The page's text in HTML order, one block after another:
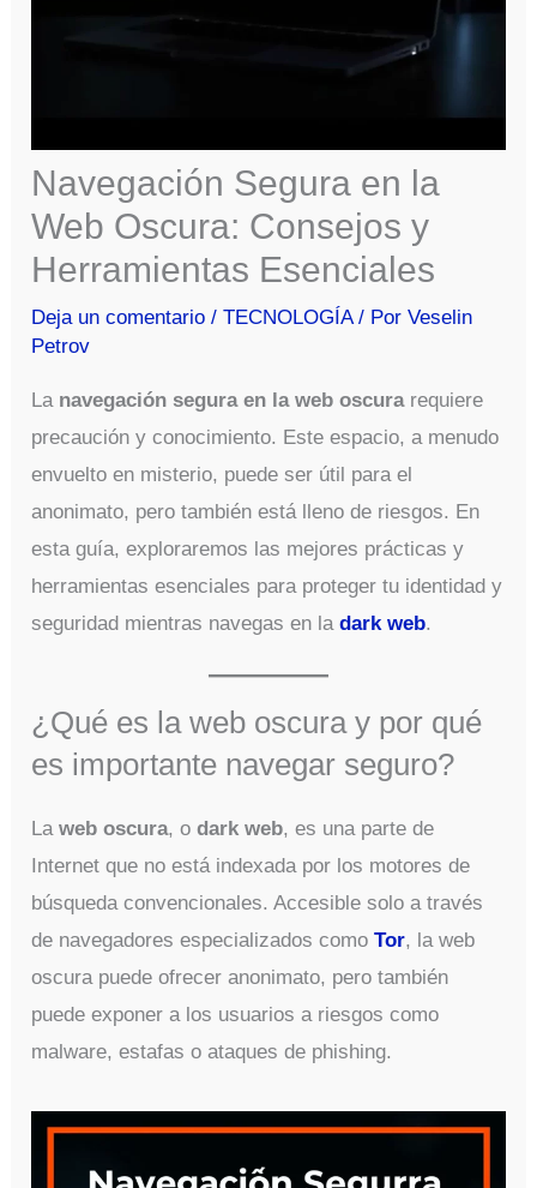
Navegación Segura en la
Web Oscura: Consejos y
Herramientas Esenciales
Deja un comentario /TECNOLOGÍA/ PorVeselin
Petrov
La navegación segura en la web oscurarequiere
precaución y conocimiento. Este espacio, a menudo
envuelto en misterio, puede ser útil para el
anonimato, pero también está lleno de riesgos. En
esta guía, exploraremos las mejores prácticas y
herramientas esenciales para proteger tu identidad y
seguridad mientras navegas en ladark web.
¿Qué es la web oscura y por qué
es importante navegar seguro?
Laweb oscura, odark web, es una parte de
Internet que no está indexada por los motores de
búsqueda convencionales. Accesible solo a través
de navegadores especializados comoTor, la web
oscura puede ofrecer anonimato, pero también
puede exponer a los usuarios a riesgos como
malware, estafas o ataques de phishing.